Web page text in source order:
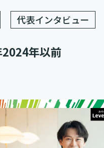
代表インタビュー
2024年以前